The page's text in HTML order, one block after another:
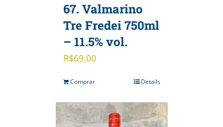
67. Valmarino
Tre Fredei 750ml
– 11.5% vol.
R$69,00
Comprar Details